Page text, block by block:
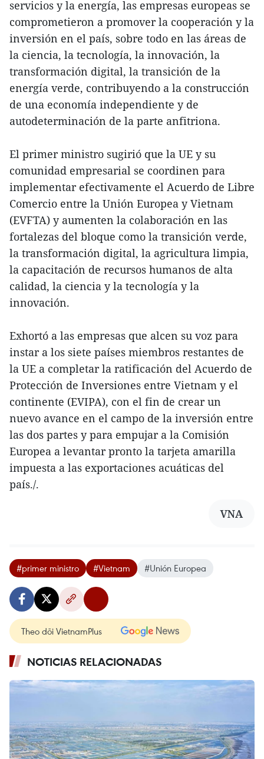
servicios y la energía, las empresas europeas se
comprometieron a promover la cooperación y la
inversión en el país, sobre todo en las áreas de
la ciencia, la tecnología, la innovación, la
transformación digital, la transición de la
energía verde, contribuyendo a la construcción
de una economía independiente y de
autodeterminación de la parte anfitriona.
El primer ministro sugirió que la UE y su
comunidad empresarial se coordinen para
implementar efectivamente el Acuerdo de Libre
Comercio entre la Unión Europea y Vietnam
(EVFTA) y aumenten la colaboración en las
fortalezas del bloque como la transición verde,
la transformación digital, la agricultura limpia,
la capacitación de recursos humanos de alta
calidad, la ciencia y la tecnología y la
innovación.
Exhortó a las empresas que alcen su voz para
instar a los siete países miembros restantes de
la UE a completar la ratificación del Acuerdo de
Protección de Inversiones entre Vietnam y el
continente (EVIPA), con el fin de crear un
nuevo avance en el campo de la inversión entre
las dos partes y para empujar a la Comisión
Europea a levantar pronto la tarjeta amarilla
impuesta a las exportaciones acuáticas del
país./.
VNA
#primer ministro #Vietnam #Unión Europea
Theo dõi VietnamPlus
NOTICIAS RELACIONADAS